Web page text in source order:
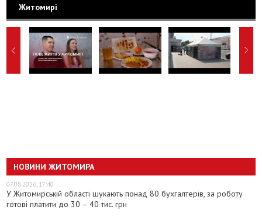
Житомирі
НОВИНИ ЖИТОМИРА
07.08.2026, 17:40
У Житомирській області шукають понад 80 бухгалтерів, за роботу
готові платити до 30 – 40 тис. грн